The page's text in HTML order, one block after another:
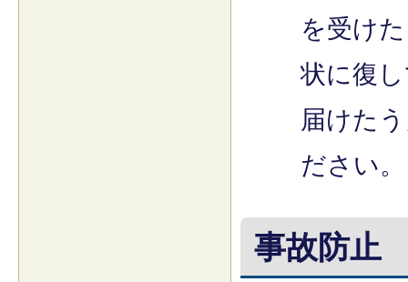
を受け
状に復
届けた
ださい。
事故防止